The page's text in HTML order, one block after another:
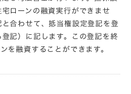
ローンの融資実行ができませ
合わせて、抵当権設定登記を登
記）に記します。この登記を終
を融資することができます。